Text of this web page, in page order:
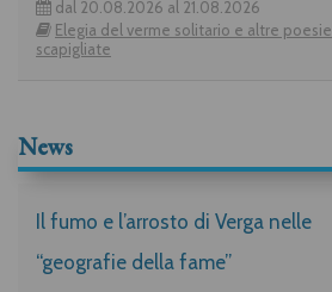
dal 20.08.2026 al 21.08.2026
Elegia del verme solitario e altre poesie
scapigliate
News
Il fumo e l’arrosto di Verga nelle
“geografie della fame”